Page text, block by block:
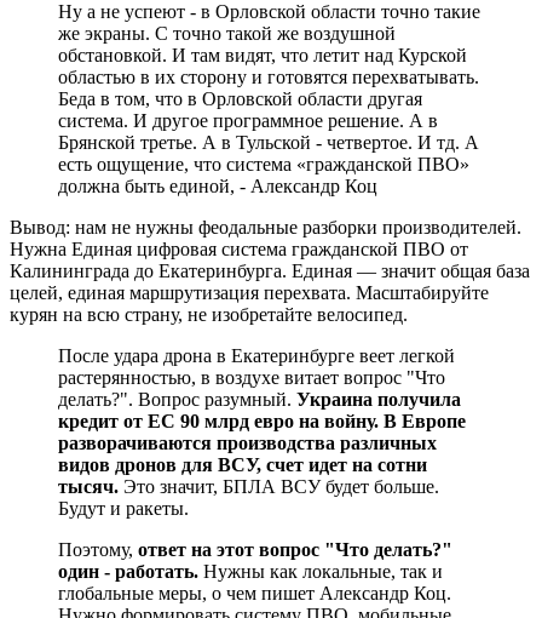
Ну а не успеют - в Орловской области точно такие
же экраны. С точно такой же воздушной
обстановкой. И там видят, что летит над Курской
областью в их сторону и готовятся перехватывать.
Беда в том, что в Орловской области другая
система. И другое программное решение. А в
Брянской третье. А в Тульской - четвертое. И тд. А
есть ощущение, что система «гражданской ПВО»
должна быть единой, - Александр Коц
Вывод: нам не нужны феодальные разборки производителей.
Нужна Единая цифровая система гражданской ПВО от
Калининграда до Екатеринбурга. Единая — значит общая база
целей, единая маршрутизация перехвата. Масштабируйте
курян на всю страну, не изобретайте велосипед.
После удара дрона в Екатеринбурге веет легкой
растерянностью, в воздухе витает вопрос "Что
делать?". Вопрос разумный. Украина получила
кредит от ЕС 90 млрд евро на войну. В Европе
разворачиваются производства различных
видов дронов для ВСУ, счет идет на сотни
тысяч. Это значит, БПЛА ВСУ будет больше.
Будут и ракеты.
Поэтому, ответ на этот вопрос "Что делать?"
один - работать. Нужны как локальные, так и
глобальные меры, о чем пишет Александр Коц.